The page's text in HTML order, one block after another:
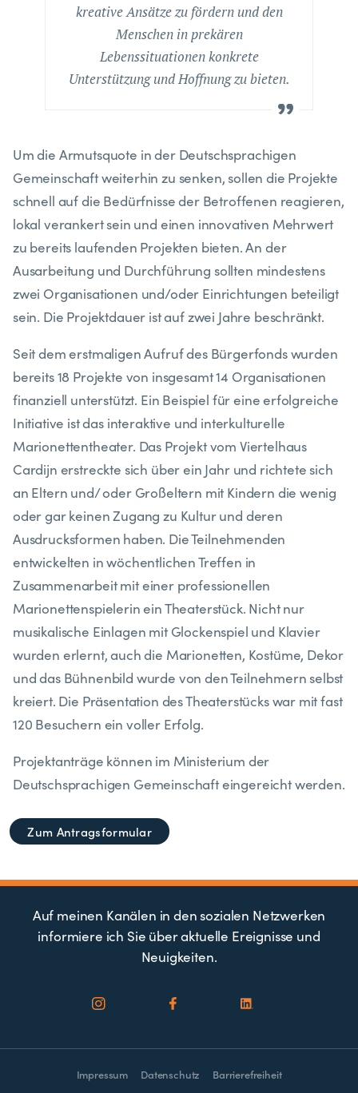
kreative Ansätze zu fördern und den
Menschen in prekären
Lebenssituationen konkrete
Unterstützung und Hoffnung zu bieten.
Um die Armutsquote in der Deutschsprachigen
Gemeinschaft weiterhin zu senken, sollen die Projekte
schnell auf die Bedürfnisse der Betroffenen reagieren,
lokal verankert sein und einen innovativen Mehrwert
zu bereits laufenden Projekten bieten. An der
Ausarbeitung und Durchführung sollten mindestens
zwei Organisationen und/oder Einrichtungen beteiligt
sein. Die Projektdauer ist auf zwei Jahre beschränkt.
Seit dem erstmaligen Aufruf des Bürgerfonds wurden
bereits 18 Projekte von insgesamt 14 Organisationen
finanziell unterstützt. Ein Beispiel für eine erfolgreiche
Initiative ist das interaktive und interkulturelle
Marionettentheater. Das Projekt vom Viertelhaus
Cardijn erstreckte sich über ein Jahr und richtete sich
an Eltern und/ oder Großeltern mit Kindern die wenig
oder gar keinen Zugang zu Kultur und deren
Ausdrucksformen haben. Die Teilnehmenden
entwickelten in wöchentlichen Treffen in
Zusammenarbeit mit einer professionellen
Marionettenspielerin ein Theaterstück. Nicht nur
musikalische Einlagen mit Glockenspiel und Klavier
wurden erlernt, auch die Marionetten, Kostüme, Dekor
und das Bühnenbild wurde von den Teilnehmern selbst
kreiert. Die Präsentation des Theaterstücks war mit fast
120 Besuchern ein voller Erfolg.
Projektanträge können im Ministerium der
Deutschsprachigen Gemeinschaft eingereicht werden.
Zum Antragsformular
Auf meinen Kanälen in den sozialen Netzwerken
informiere ich Sie über aktuelle Ereignisse und
Neuigkeiten.
Impressum Datenschutz Barrierefreiheit